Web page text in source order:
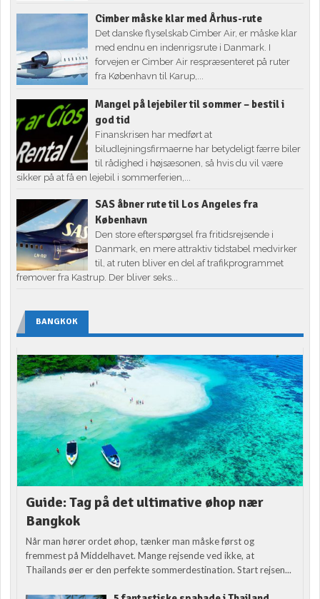
Cimber måske klar med Århus-rute
Det danske flyselskab Cimber Air, er måske klar
med endnu en indenrigsrute i Danmark. I
forvejen er Cimber Air respræsenteret på ruter
fra København til Karup,...
Mangel på lejebiler til sommer – bestil i
god tid
Finanskrisen har medført at
biludlejningsfirmaerne har betydeligt færre biler
til rådighed i højsæsonen, så hvis du vil være
sikker på at få en lejebil i sommerferien,...
SAS åbner rute til Los Angeles fra
København
Den store efterspørgsel fra fritidsrejsende i
Danmark, en mere attraktiv tidstabel medvirker
til, at ruten bliver en del af trafikprogrammet
fremover fra Kastrup. Der bliver seks...
BANGKOK
Guide: Tag på det ultimative øhop nær
Bangkok
Når man hører ordet øhop, tænker man måske først og
fremmest på Middelhavet. Mange rejsende ved ikke, at
Thailands øer er den perfekte sommerdestination. Start rejsen...